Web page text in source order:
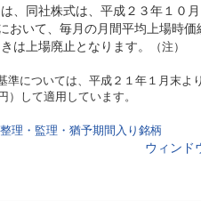
、同社株式は、平成２３年１０
おいて、毎月の月間平均上場時
は上場廃止となります。
（注）
準については、平成２１年１月末よ
）して適用しています。
理・監理・猶予期間入り銘柄
ウィンド